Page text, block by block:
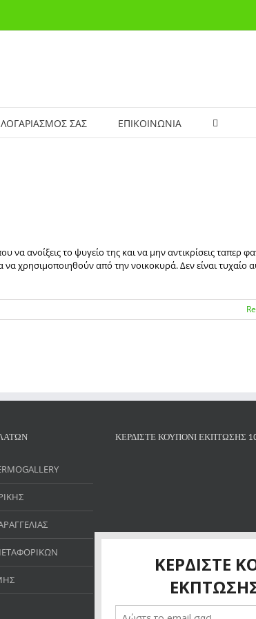
ΣΑΣ ΕΠΙΚΟΙΝΩΝΙΑ
να ανοίξεις το ψυγείο της και να μην αντικρίσεις ταπερ
χρησιμοποιηθούν από την νοικοκυρά. Δεν είναι τυχαίο
ΚΕΡΔΙΣΤΕ ΚΟΥΠΟΝΙ ΕΚΠΤΩΣΗΣ